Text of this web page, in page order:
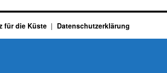
für die Küste Datenschutzerklärung